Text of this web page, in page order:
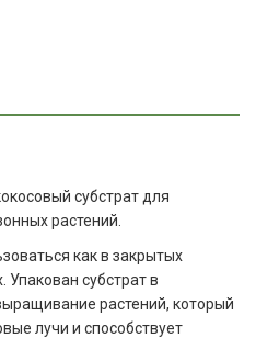
субстрат для
растений.
как в закрытых
субстрат в
растений, который
лучи и способствует